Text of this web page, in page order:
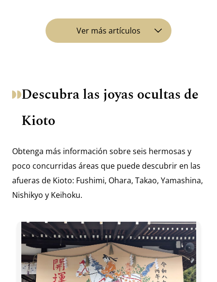
Ver más artículos
Descubra las joyas ocultas de
Kioto
Obtenga más información sobre seis hermosas y
poco concurridas áreas que puede descubrir en las
afueras de Kioto: Fushimi, Ohara, Takao, Yamashina,
Nishikyo y Keihoku.